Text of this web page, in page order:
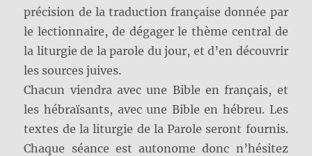
précision de la traduction française donnée par
le lectionnaire, de dégager le thème central de
la liturgie de la parole du jour, et d’en découvrir
les sources juives.
Chacun viendra avec une Bible en français, et
les hébraïsants, avec une Bible en hébreu. Les
textes de la liturgie de la Parole seront fournis.
Chaque séance est autonome donc n’hésitez